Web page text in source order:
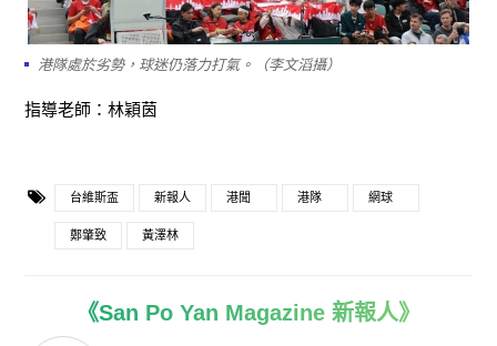
港隊處於劣勢，球迷仍落力打氣。（李文滔攝）
指導老師：林穎茵
台維斯盃 新報人 港聞 港隊 網球
鄭肇致 黃澤林
《San Po Yan Magazine 新報人》